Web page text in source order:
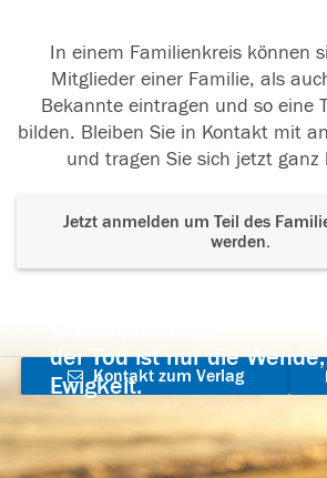
In einem Familienkreis können
Mitglieder einer Familie, als
Bekannte eintragen und so eine
bilden. Bleiben Sie in Kontakt mit
und tragen Sie sich jetzt ganz
Jetzt anmelden um Teil des
werden.
der Tod ist nur die
Ewigkeit.
Kontakt zum Verlag
aufnehmen